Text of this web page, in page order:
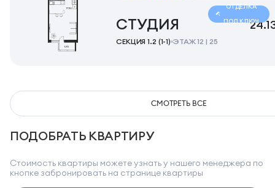
СМОТРЕТЬ ВСЕ
СТУДИЯ
СЕКЦИЯ 1.2 (1-1) ЭТАЖ 12 | 25
ОТДЕЛКА
ПОД КЛЮЧ
ПОДОБРАТЬ КВАРТИРУ
Стоимость квартиры можете узнать у нашего менеджера по
кнопке забронировать на странице квартиры